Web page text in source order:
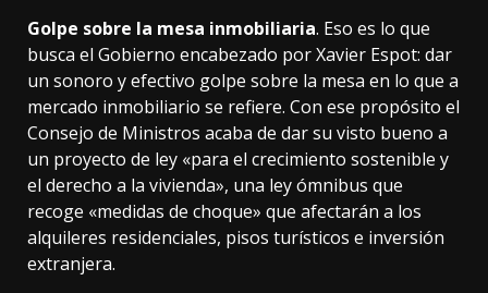
Golpe sobre la mesa inmobiliaria. Eso es lo que
busca el Gobierno encabezado por Xavier Espot: dar
un sonoro y efectivo golpe sobre la mesa en lo que a
mercado inmobiliario se refiere. Con ese propósito el
Consejo de Ministros acaba de dar su visto bueno a
un proyecto de ley «para el crecimiento sostenible y
el derecho a la vivienda», una ley ómnibus que
recoge «medidas de choque» que afectarán a los
alquileres residenciales, pisos turísticos e inversión
extranjera.